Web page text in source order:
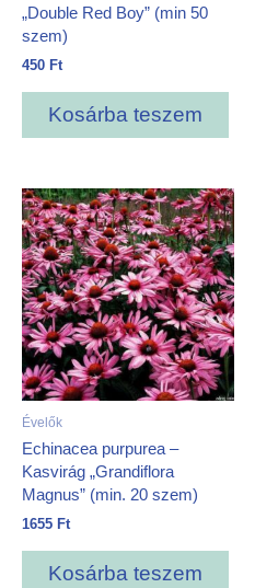
„Double Red Boy” (min 50
szem)
450 Ft
Kosárba teszem
Évelők
Echinacea purpurea –
Kasvirág „Grandiflora
Magnus” (min. 20 szem)
1655 Ft
Kosárba teszem